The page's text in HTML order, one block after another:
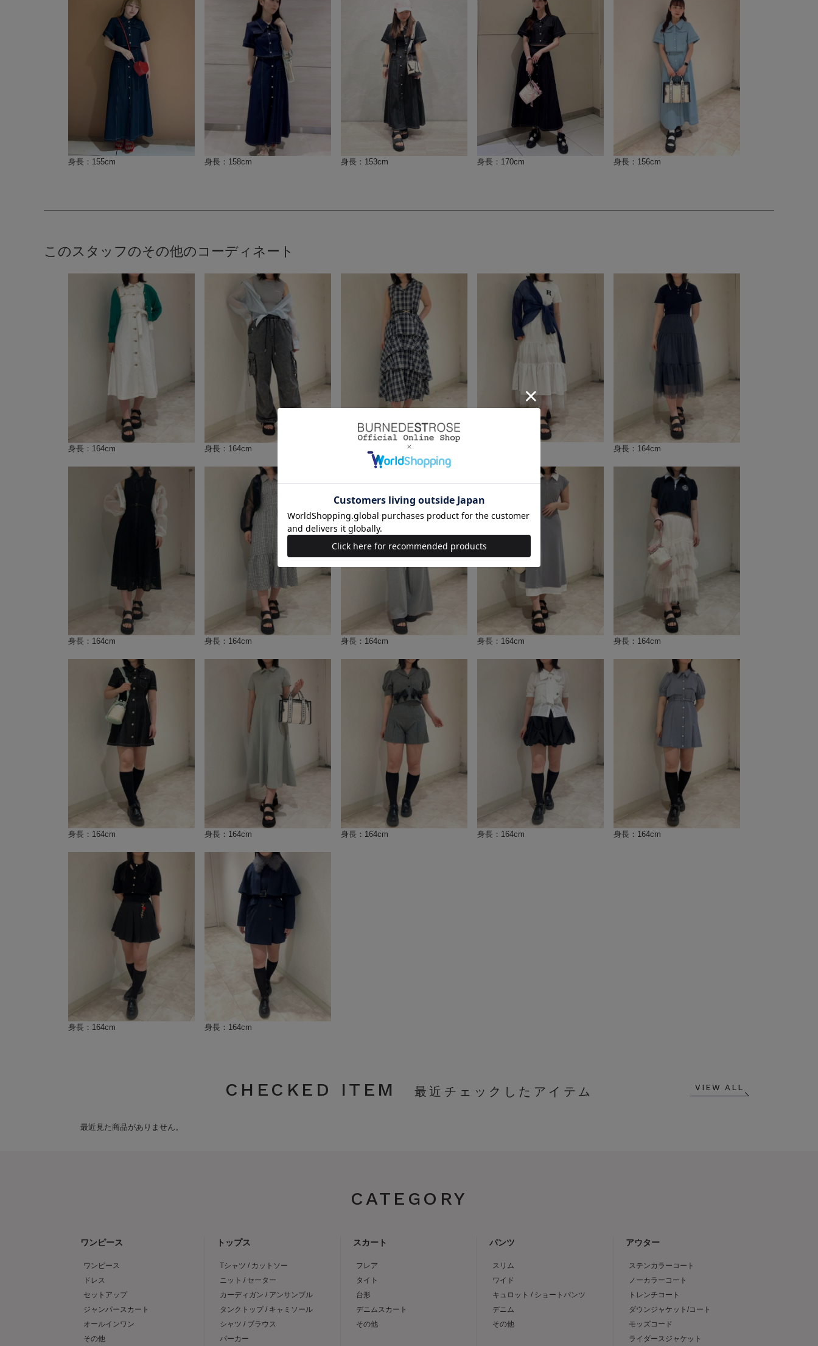
身長：155cm 身長：158cm 身長：153cm 身長：170cm 身長：156cm
このスタッフのその他のコーディネート
身長：164cm 身長：164cm 身長：164cm
身長：164cm 身長：164cm 身長：164cm 身長：164cm 身長：164cm
身長：164cm 身長：164cm 身長：164cm 身長：164cm 身長：164cm
身長：164cm 身長：164cm
CHECKED ITEM VIEW ALL
最近見た商品がありません。
CATEGORY
ワンピース
ワンピース
ドレス
セットアップ
ジャンパースカート
オールインワン
その他
トップス
Tシャツ / カットソー
ニット / セーター
カーディガン / アンサンブル
タンクトップ / キャミソール
シャツ / ブラウス
パーカー
スカート
フレア
タイト
台形
デニムスカート
その他
パンツ
スリム
ワイド
キュロット / ショートパンツ
デニム
その他
アウター
ステンカラーコート
ノーカラーコート
トレンチコート
ダウンジャケット/コート
モッズコード
ライダースジャケット